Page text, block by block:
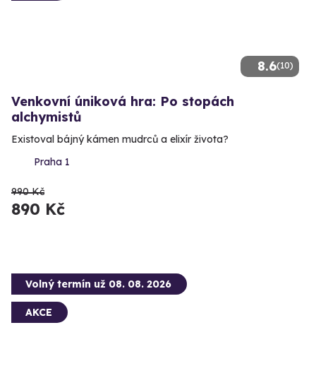
8.6(10)
Venkovní úniková hra: Po stopách
alchymistů
Existoval bájný kámen mudrců a elixír života?
Praha 1
990 Kč
890 Kč
Volný termín už 08. 08. 2026
AKCE